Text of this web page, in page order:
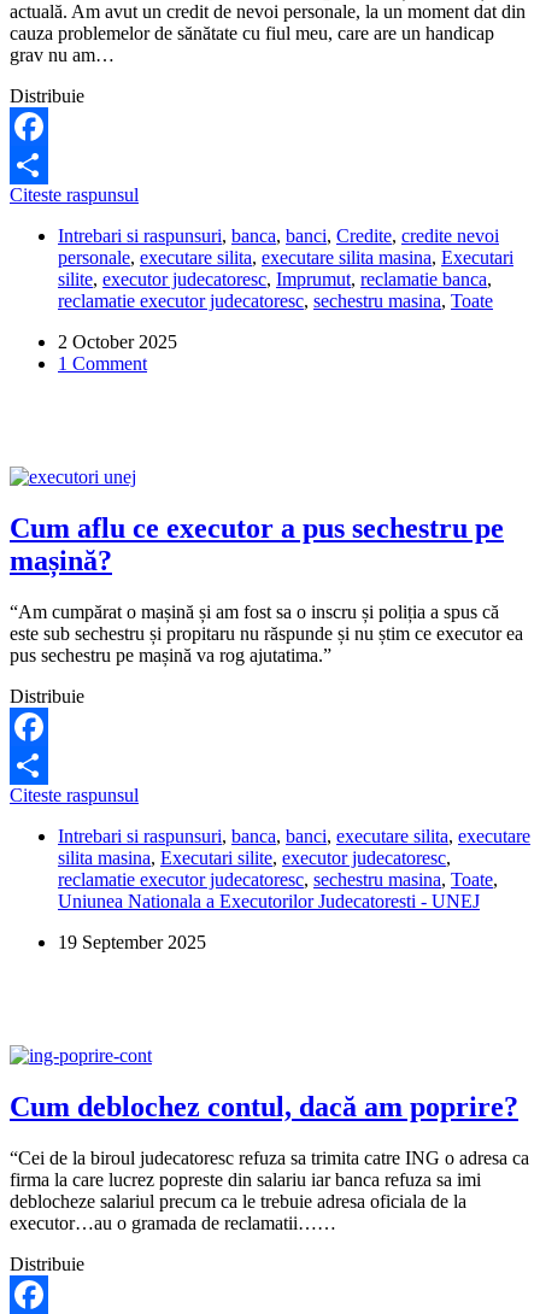
actuală. Am avut un credit de nevoi personale, la un moment dat din
cauza problemelor de sănătate cu fiul meu, care are un handicap
grav nu am…
Distribuie
Facebook
Share
Citeste raspunsul
să
scot
mașina
de
sechestru?
Intrebari si raspunsuri, banca, banci, Credite, credite nevoi
personale, executare silita, executare silita masina, Executari
silite, executor judecatoresc, Imprumut, reclamatie banca,
reclamatie executor judecatoresc, sechestru masina, Toate
2 October 2025
1 Comment
Cum aflu ce executor a pus sechestru pe
mașină?
“Am cumpărat o mașină și am fost sa o inscru și poliția a spus că
este sub sechestru și propitaru nu răspunde și nu știm ce executor ea
pus sechestru pe mașină va rog ajutatima.”
Distribuie
Facebook
Share
Citeste raspunsul
ce
executor
a
pus
pe
Intrebari si raspunsuri, banca, banci, executare silita, executare
silita masina, Executari silite, executor judecatoresc,
reclamatie executor judecatoresc, sechestru masina, Toate,
Uniunea Nationala a Executorilor Judecatoresti - UNEJ
19 September 2025
Cum deblochez contul, dacă am poprire?
“Cei de la biroul judecatoresc refuza sa trimita catre ING o adresa ca
firma la care lucrez popreste din salariu iar banca refuza sa imi
deblocheze salariul precum ca le trebuie adresa oficiala de la
executor…au o gramada de reclamatii……
Distribuie